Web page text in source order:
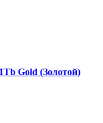
Gold (Золотой)